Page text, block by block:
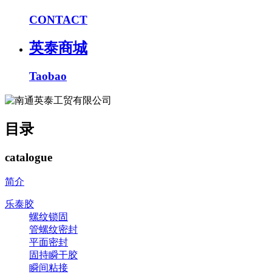
CONTACT
英泰商城
Taobao
目录
catalogue
简介
乐泰胶
螺纹锁固
管螺纹密封
平面密封
固持瞬干胶
瞬间粘接